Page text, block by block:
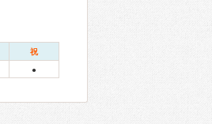
祝
●